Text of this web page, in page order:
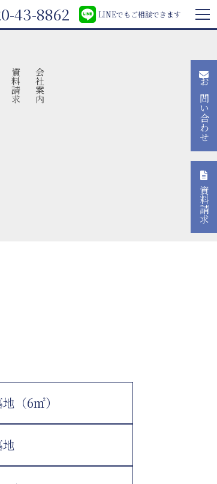
43-8862 LINEでもご相談できます
資料請求 会社案内
（6㎡）
お問い合わせ
資料請求